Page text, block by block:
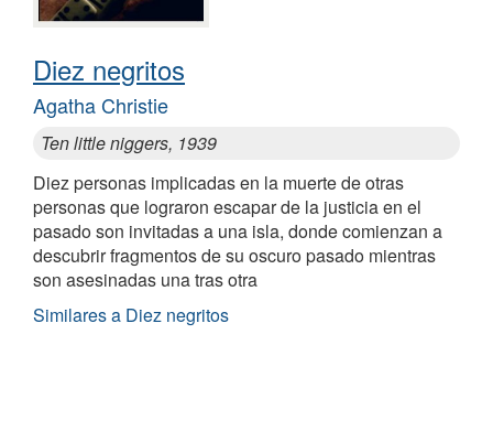
Diez negritos
Agatha Christie
Ten little niggers, 1939
Diez personas implicadas en la muerte de otras
personas que lograron escapar de la justicia en el
pasado son invitadas a una isla, donde comienzan a
descubrir fragmentos de su oscuro pasado mientras
son asesinadas una tras otra
Similares a Diez negritos